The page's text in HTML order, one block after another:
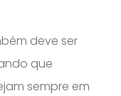
deve ser
que
sempre em